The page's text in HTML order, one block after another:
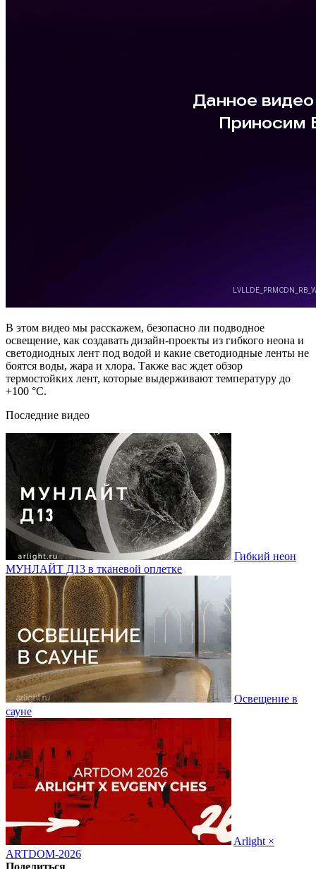
В этом видео мы расскажем, безопасно ли подводное
освещение, как создавать дизайн-проекты из гибкого неона и
светодиодных лент под водой и какие светодиодные ленты не
боятся воды, жара и хлора. Также вас ждет обзор
термостойких лент, которые выдерживают температуру до
+100 °С.
Последние видео
Гибкий неон
МУНЛАЙТ Д13 в тканевой оплетке
Освещение в
сауне
Arlight ×
ARTDOM-2026
Поделиться